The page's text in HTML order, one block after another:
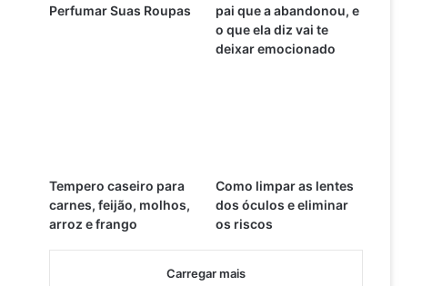
Perfumar Suas Roupas
pai que a abandonou, e
o que ela diz vai te
deixar emocionado
Tempero caseiro para
carnes, feijão, molhos,
arroz e frango
Como limpar as lentes
dos óculos e eliminar
os riscos
Carregar mais